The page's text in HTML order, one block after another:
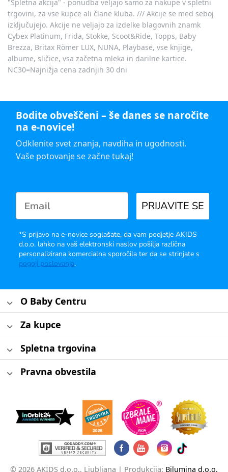
"Spletna akcija" - ponudba veljajo samo za nakupe v spletni
trgovini, za vse kupce ali člane kluba. /// Akcije se med seboj
izključujejo. Akcije ne veljajo za izdelke blagovnih znamk
Cybex Platinum, Frida, Stokke, Scoot&Ride, Topps, Baby
Brezza, Britax Römer LUX, NUNA, Playbase, vse knjige,
albume, sličice, vsa začetna mleka in darilne kartice.
NC30=Najnižja cena zadnjih 30 dni
Bodite obveščeni – še danes se naročite
na e-novice!
Odklenite svet znanja, navdiha in ugodnosti.
Vaše potovanje se začne tukaj!
PRIJAVITE SE
*S prijavo na e-novice soglašate, da vam podjetje AKIDS
d.o.o. lahko na vaš elektronski naslov pošilja različna
personalizirana komercialna sporočila ter da se strinjate s
pogoji poslovanja.
O Baby Centru
Za kupce
Spletna trgovina
Pravna obvestila
© 2026 AKIDS d.o.o., Ljubljana | Produkcija: Bilumina d.o.o.